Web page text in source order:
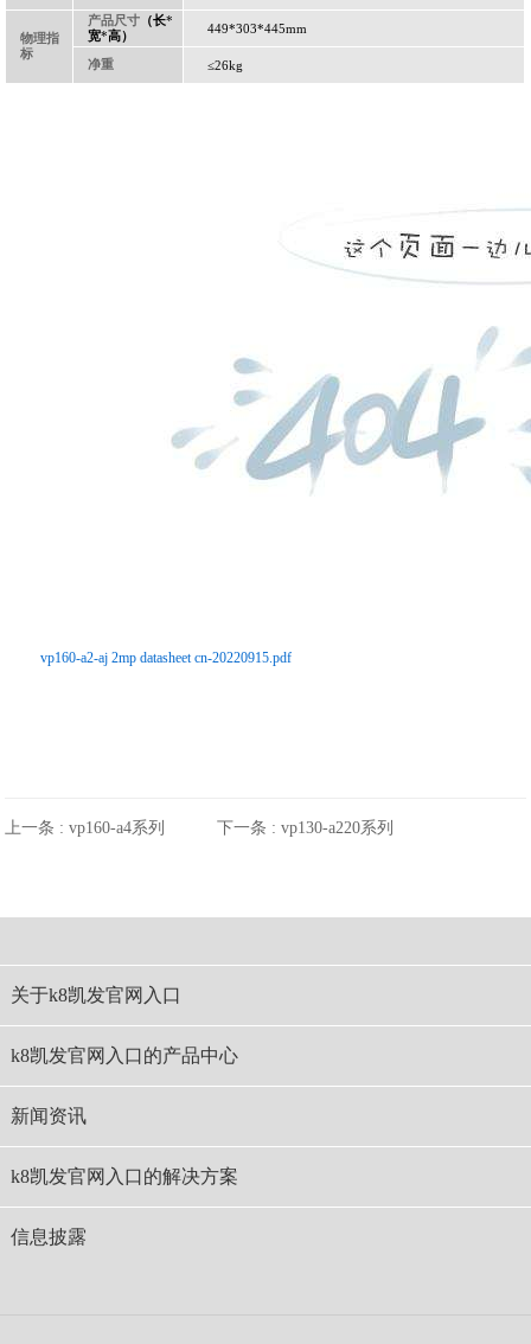
物理指
标
产品尺寸 （长*
宽*高） 449*303*445mm
净重 ≤26kg
vp160-a2-aj 2mp datasheet cn-20220915.pdf
上一条 :vp160-a4系列 下一条 :vp130-a220系列
关于k8凯发官网入口
k8凯发官网入口的产品中心
新闻资讯
k8凯发官网入口的解决方案
信息披露